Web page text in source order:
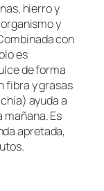
hierro y
y
con
es
de forma
fibra y grasas
ayuda a
Es
apretada,